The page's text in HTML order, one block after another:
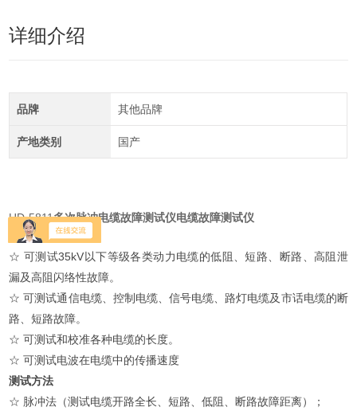
详细介绍
品牌 其他品牌
产地类别 国产
HD-5811多次脉冲电缆故障测试仪电缆故障测试仪
测试电缆故障种类
☆ 可测试35kV以下等级各类动力电缆的低阻、短路、断路、高阻泄
漏及高阻闪络性故障。
☆ 可测试通信电缆、控制电缆、信号电缆、路灯电缆及市话电缆的断
路、短路故障。
☆ 可测试和校准各种电缆的长度。
☆ 可测试电波在电缆中的传播速度
测试方法
☆ 脉冲法（测试电缆开路全长、短路、低阻、断路故障距离）；